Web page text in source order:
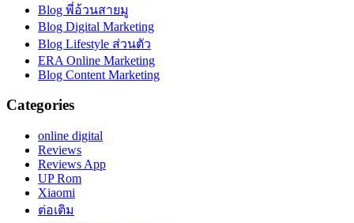
Blog พี่อ้วนสายมู
Blog Digital Marketing
Blog Lifestyle ส่วนตัว
ERA Online Marketing
Blog Content Marketing
Categories
online digital
Reviews
Reviews App
UP Rom
Xiaomi
ต่อเติม